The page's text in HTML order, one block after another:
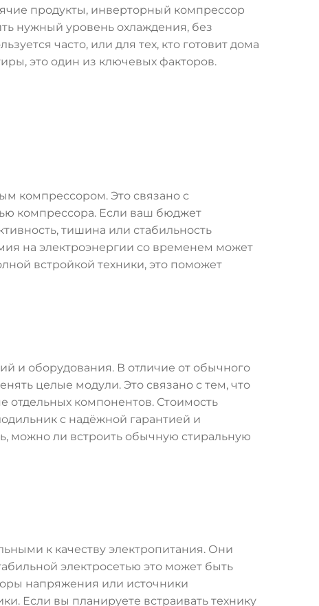
продукты, инверторный компрессор
нужный уровень охлаждения, без
часто, или для тех, кто готовит дома
это один из ключевых факторов.
компрессором. Это связано с
компрессора. Если ваш бюджет
тишина или стабильность
на электроэнергии со временем может
встройкой техники, это поможет
и оборудования. В отличие от обычного
целые модули. Это связано с тем, что
отдельных компонентов. Стоимость
с надёжной гарантией и
можно ли встроить обычную стиральную
к качеству электропитания. Они
электросетью это может быть
напряжения или источники
Если вы планируете встраивать технику